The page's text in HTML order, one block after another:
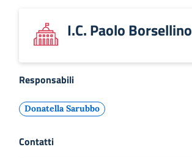
I.C. Paolo Borsellino
Responsabili
Donatella Sarubbo
Contatti